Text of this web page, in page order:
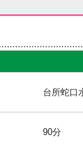
台所蛇口
90分